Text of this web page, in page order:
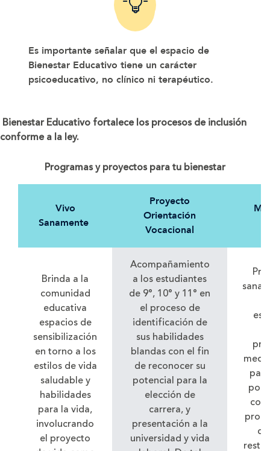
Es importante señalar que el espacio de
Bienestar Educativo tiene un carácter
psicoeducativo, no clínico ni terapéutico.
Bienestar Educativo fortalece los procesos de inclusión
conforme a la ley.
Programas y proyectos para tu bienestar
Vivo
Sanamente
Proyecto
Orientación
Vocacional
Brinda a la
comunidad
educativa
espacios de
sensibilización
en torno a los
estilos de vida
saludable y
habilidades
para la vida,
involucrando
el proyecto
Acompañamiento
a los estudiantes
de 9°, 10° y 11° en
el proceso de
identificación de
sus habilidades
blandas con el fin
de reconocer su
potencial para la
elección de
carrera, y
presentación a la
universidad y vida
sana